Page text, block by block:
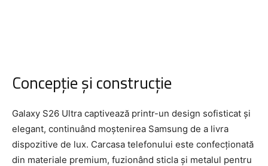
Concepție și construcție
Galaxy S26 Ultra captivează printr-un design sofisticat și
elegant, continuând moștenirea Samsung de a livra
dispozitive de lux. Carcasa telefonului este confecționată
din materiale premium, fuzionând sticla și metalul pentru